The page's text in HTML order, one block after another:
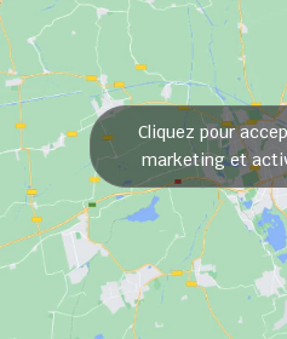
Cliquez pour
marketing et